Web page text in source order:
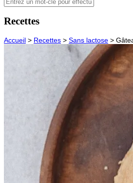
Recettes
Accueil > Recettes > Sans lactose >